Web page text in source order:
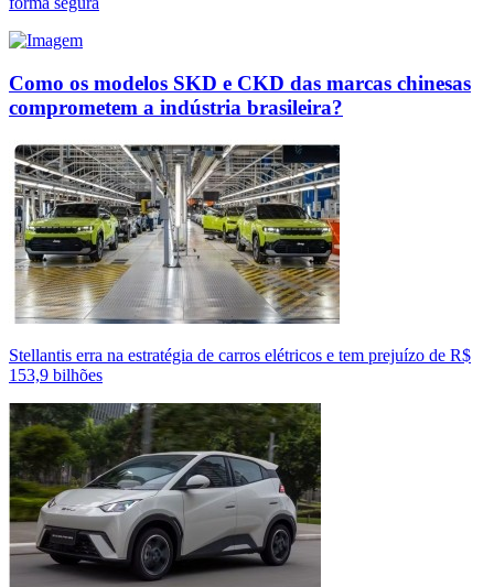
Como os modelos SKD e CKD das marcas chinesas
comprometem a indústria brasileira?
Stellantis erra na estratégia de carros elétricos e tem prejuízo de R$
153,9 bilhões